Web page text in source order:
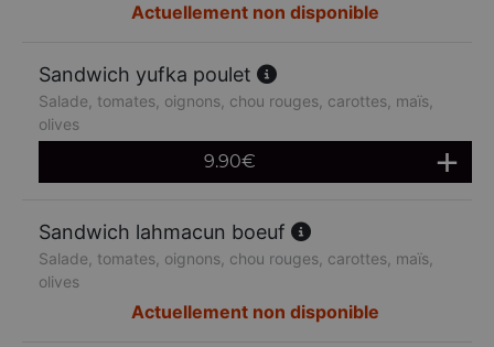
Actuellement non disponible
Sandwich yufka poulet
Salade, tomates, oignons, chou rouges, carottes, maïs,
olives
9.90€
Sandwich lahmacun boeuf
Salade, tomates, oignons, chou rouges, carottes, maïs,
olives
Actuellement non disponible